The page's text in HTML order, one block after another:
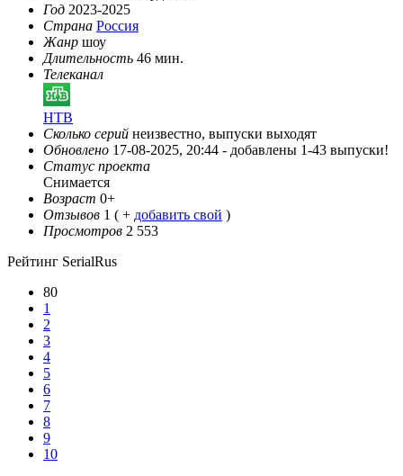
Год 2023-2025
Страна Россия
Жанр шоу
Длительность 46 мин.
Телеканал
НТВ
Сколько серий неизвестно, выпуски выходят
Обновлено 17-08-2025, 20:44 - добавлены 1-43 выпуски!
Статус проекта
Снимается
Возраст 0+
Отзывов 1 ( + добавить свой )
Просмотров 2 553
Рейтинг SerialRus
80
1
2
3
4
5
6
7
8
9
10